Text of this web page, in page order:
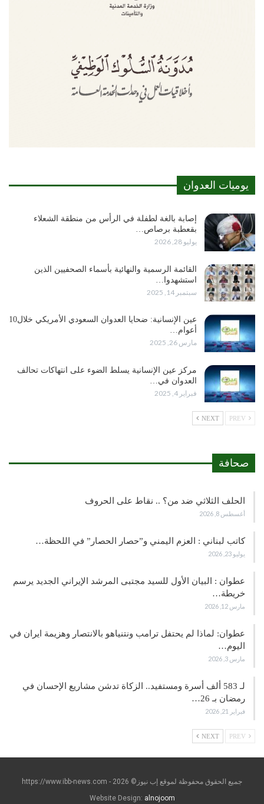
يوميات العدوان
إصابة بالغة لطفلة في الرأس من منطقة الشعلاء
بقعطبة برصاص…
يوليو 28, 2026
القائمة الرسمية والنهائية بأسماء الصحفيين الذين
استشهدوا…
سبتمبر 14, 2025
عين الإنسانية: ضحايا العدوان السعودي الأمريكي خلال10
أعوام…
مارس 26, 2025
مركز عين الإنسانية يسلط الضوء على انتهاكات تحالف
العدوان في…
فبراير 4, 2025
NEXT
صحافة
الحلف الثلاثي ضد من؟ .. نقاط على الحروف
أغسطس 8, 2026
كاتب لبناني : العزم اليمني و”حصار الحصار” في اللحظة…
يوليو 23, 2026
عطوان : البيان الأول للسيد مجتبى المرشد الإيراني الجديد يرسم
خريطة…
مارس 12, 2026
عطوان: لماذا لم يحتفل ترامب ونتنياهو بالانتصار وهزيمة ايران في
اليوم…
مارس 3, 2026
لـ 583 ألف أسرة ومستفيد.. الزكاة تدشن مشاريع الإحسان في
رمضان بـ 26…
فبراير 21, 2026
NEXT
جميع الحقوق محفوظة لموقع إب نيوز© https://www.ibb-news.com - 2026
Website Design: alnojoom